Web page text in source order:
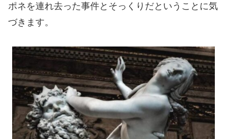
ポネを連れ去った事件とそっくりだということに気
づきます。